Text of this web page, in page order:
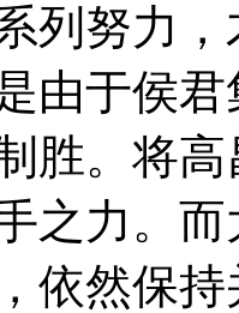
列努力
由于侯
胜。将
之力。
依然保